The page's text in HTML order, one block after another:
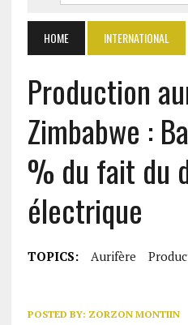
HOME INTERNATIONAL
Production
Zimbabwe :
% du fait du
électrique
TOPICS: Aurifère
POSTED BY: ZORZON MONTIIN